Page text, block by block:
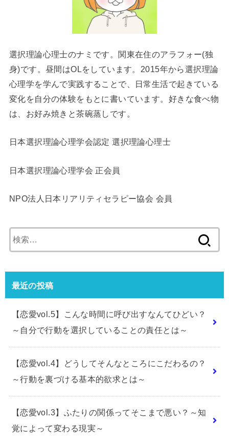
選択理論心理士のナミです。関東在住のアラフォー(独
身)です。昼間はOLをしています。2015年から選択理論
心理学を学んで実践することで、日常生活で起きている
変化を自分の体験をもとに書いています。好きな食べ物
は、お好み焼きと茶碗蒸しです。
日本選択理論心理学会認定 選択理論心理士
日本選択理論心理学会 正会員
NPO法人日本リアリティセラピー協会 会員
索:
最近の投稿
【恋愛vol.5】こんな時間に呼び出すなんてひどい？
～自分で行動を選択していることの責任とは～
【恋愛vol.4】どうしてそんなところにこだわるの？
～行動を裏づける基本的欲求とは～
【恋愛vol.3】ふたりの関係ってそこまで悪い？～知
覚によって変わる現実～